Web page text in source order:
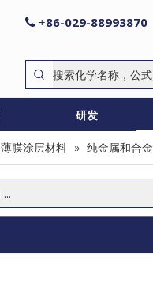
 +86-029-88993870
研发
薄膜涂层材料 » 纯金属和合金